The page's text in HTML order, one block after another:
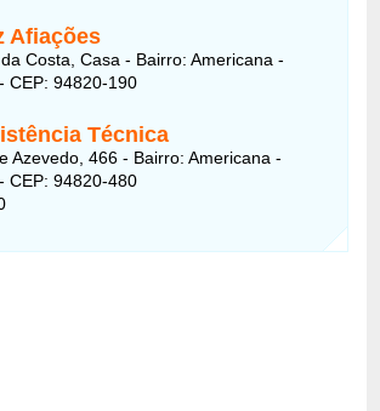
Afiações
Costa, Casa - Bairro: Americana -
CEP: 94820-190
Técnica
Azevedo, 466 - Bairro: Americana -
CEP: 94820-480